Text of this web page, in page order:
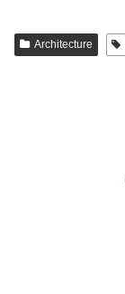
Architecture